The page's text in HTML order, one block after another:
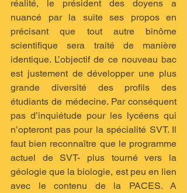
réalité, le président des doyens a
nuancé par la suite ses propos en
précisant que tout autre binôme
scientifique sera traité de manière
identique. L’objectif de ce nouveau bac
est justement de développer une plus
grande diversité des profils des
étudiants de médecine. Par conséquent
pas d’inquiétude pour les lycéens qui
n’opteront pas pour la spécialité SVT. Il
faut bien reconnaître que le programme
actuel de SVT- plus tourné vers la
géologie que la biologie, est peu en lien
avec le contenu de la PACES. A